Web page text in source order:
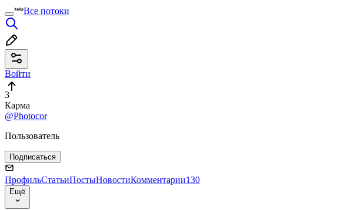
Все потоки
Войти
3
Карма
@Photocor
Пользователь
Подписаться
ПрофильСтатьиПостыНовостиКомментарии130
Ещё